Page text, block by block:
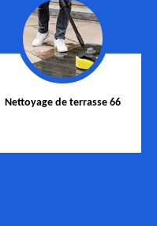
Nettoyage de terrasse 66